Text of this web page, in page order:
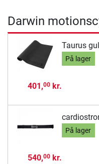
Darwin
Taurus
På lager
401,00kr.
På lager
540,00kr.